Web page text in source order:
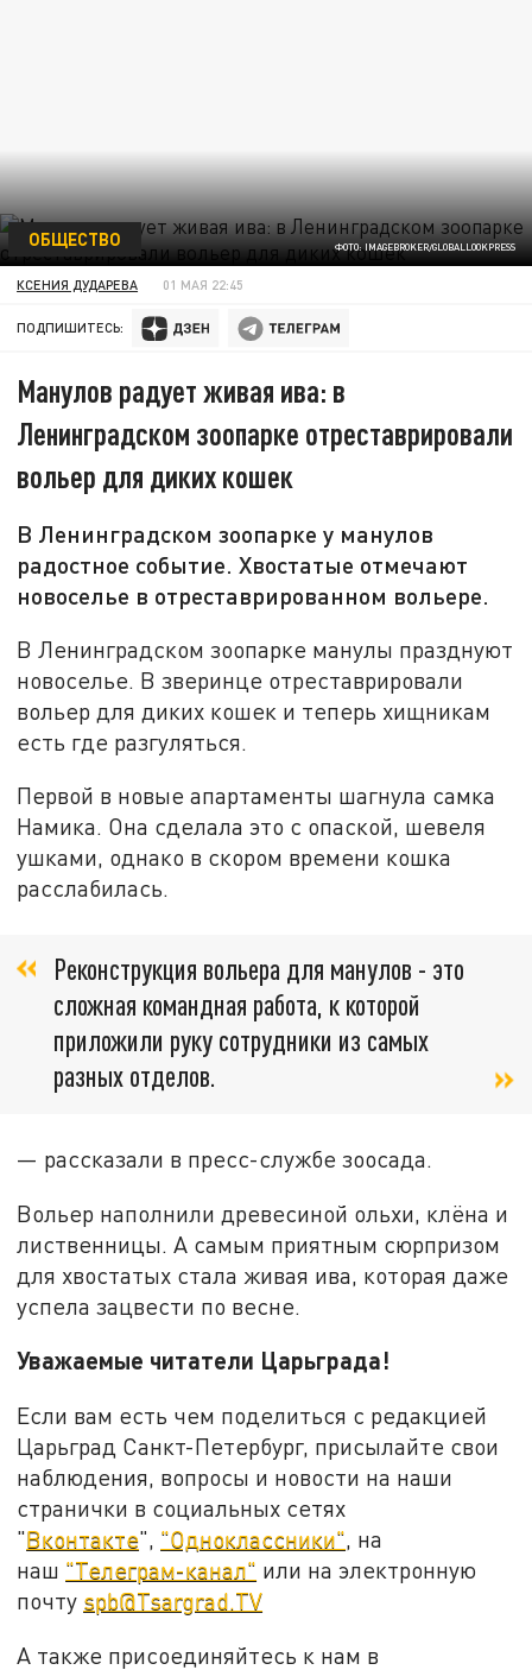
ФОТО: IMAGEBROKER/GLOBALLOOKPRESS
ОБЩЕСТВО
КСЕНИЯ ДУДАРЕВА 01 МАЯ 22:45
ПОДПИШИТЕСЬ:
Манулов радует живая ива: в
Ленинградском зоопарке отреставрировали
вольер для диких кошек
В Ленинградском зоопарке у манулов
радостное событие. Хвостатые отмечают
новоселье в отреставрированном вольере.
В Ленинградском зоопарке манулы празднуют
новоселье. В зверинце отреставрировали
вольер для диких кошек и теперь хищникам
есть где разгуляться.
Первой в новые апартаменты шагнула самка
Намика. Она сделала это с опаской, шевеля
ушками, однако в скором времени кошка
расслабилась.
Реконструкция вольера для манулов - это
сложная командная работа, к которой
приложили руку сотрудники из самых
разных отделов.
— рассказали в пресс-службе зоосада.
Вольер наполнили древесиной ольхи, клёна и
лиственницы. А самым приятным сюрпризом
для хвостатых стала живая ива, которая даже
успела зацвести по весне.
Уважаемые читатели Царьграда!
Если вам есть чем поделиться с редакцией
Царьград Санкт-Петербург, присылайте свои
наблюдения, вопросы и новости на наши
странички в социальных сетях
"Вконтакте", "Одноклассники", на
наш "Телеграм-канал" или на электронную
почту spb@Tsargrad.TV
А также присоединяйтесь к нам в